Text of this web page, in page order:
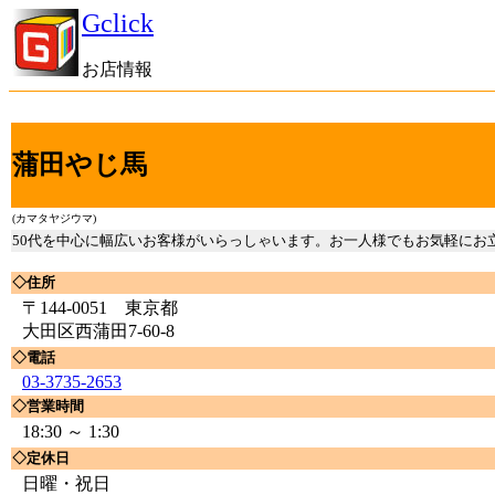
Gclick
お店情報
蒲田やじ馬
(カマタヤジウマ)
50代を中心に幅広いお客様がいらっしゃいます。お一人様でもお気軽にお
◇住所
〒144-0051 東京都
大田区西蒲田7-60-8
◇電話
03-3735-2653
◇営業時間
18:30 ～ 1:30
◇定休日
日曜・祝日